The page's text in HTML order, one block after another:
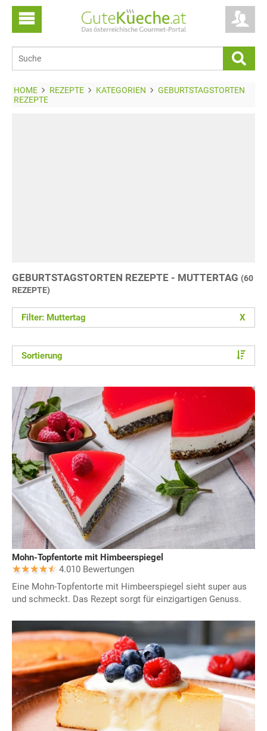
HOME REZEPTE KATEGORIEN
GEBURTSTAGSTORTEN
REZEPTE
GEBURTSTAGSTORTEN REZEPTE - MUTTERTAG (60
REZEPTE)
Filter: Muttertag X
Sortierung
Mohn-Topfentorte mit Himbeerspiegel
4.010 Bewertungen
Eine Mohn-Topfentorte mit Himbeerspiegel sieht super aus
und schmeckt. Das Rezept sorgt für einzigartigen Genuss.